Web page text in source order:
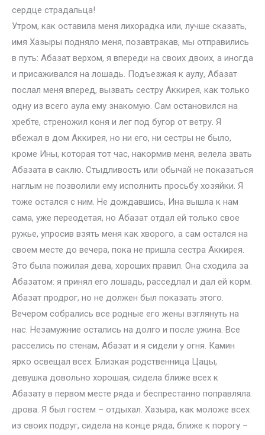
сердце страдальца!
Утром, как оставила меня лихорадка или, лучше сказать,
имя Хазыры подняло меня, позавтракав, мы отправились
в путь: Абазат верхом, я впереди на своих двоих, а иногда
и присаживался на лошадь. Подъезжая к аулу, Абазат
послал меня вперед, вызвать сестру Аккирея, как только
одну из всего аула ему знакомую. Сам остановился на
хребте, стреножил коня и лег под бугор от ветру. Я
вбежал в дом Аккирея, но ни его, ни сестры не было,
кроме Ины, которая тот час, накормив меня, велела звать
Абазата в саклю. Стыдливость или обычай не показаться
наглым не позволили ему исполнить просьбу хозяйки. Я
тоже остался с ним. Не дождавшись, Ина вышла к нам
сама, уже переодетая, но Абазат отдал ей только свое
ружье, упросив взять меня как хворого, а сам остался на
своем месте до вечера, пока не пришла сестра Аккирея.
Это была пожилая дева, хороших правил. Она сходила за
Абазатом: я принял его лошадь, расседлал и дал ей корм.
Абазат продрог, но не должен был показать этого.
Вечером собрались все родные его жены взглянуть на
нас. Незамужние остались на долго и после ужина. Все
расселись по стенам, Абазат и я сидели у огня. Камин
ярко освещал всех. Близкая родственница Цацы,
девушка довольно хорошая, сидела ближе всех к
Абазату в первом месте ряда и беспрестанно поправляла
дрова. Я был гостем – отдыхал. Хазыра, как моложе всех
из своих подруг, сидела на конце ряда, ближе к порогу –